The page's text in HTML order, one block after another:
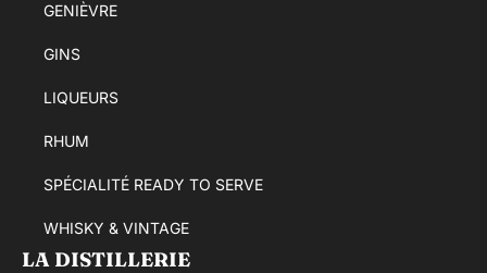
GENIÈVRE
GINS
LIQUEURS
RHUM
SPÉCIALITÉ READY TO SERVE
WHISKY & VINTAGE
LA DISTILLERIE